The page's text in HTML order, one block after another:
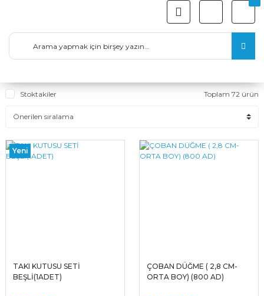
Stoktakiler Toplam 72 ürün
Yeni
TAKI KUTUSU SETİ
BEŞLİ(1ADET)
ÇOBAN DÜĞME ( 2,8 CM-
ORTA BOY) (800 AD)